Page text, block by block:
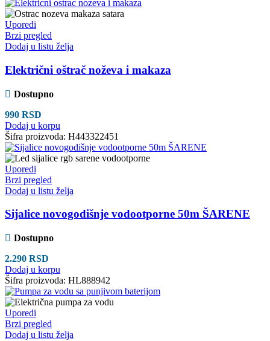
Uporedi
Brzi pregled
Dodaj u listu želja
Električni oštrač noževa i makaza
Dostupno
990 RSD
Dodaj u korpu
Šifra proizvoda: H443322451
Uporedi
Brzi pregled
Dodaj u listu želja
Sijalice novogodišnje vodootporne 50m ŠARENE
Dostupno
2.290 RSD
Dodaj u korpu
Šifra proizvoda: HL888942
Uporedi
Brzi pregled
Dodaj u listu želja